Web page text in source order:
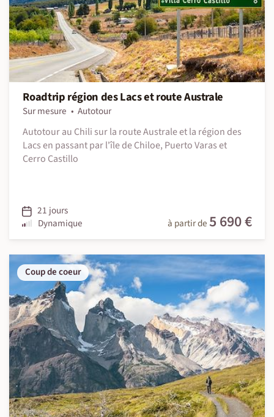
Roadtrip région des Lacs et route Australe
Sur mesure
Autotour
Autotour au Chili sur la route Australe et la région des
Lacs en passant par l'île de Chiloe, Puerto Varas et
Cerro Castillo
21 jours
Dynamique
à partir de 5 690 €
Coup de coeur